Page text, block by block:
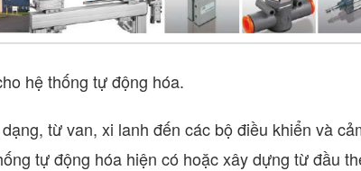
hệ thống tự động hóa.
từ van, xi lanh đến các bộ điều khiển và
tự động hóa hiện có hoặc xây dựng từ đầu